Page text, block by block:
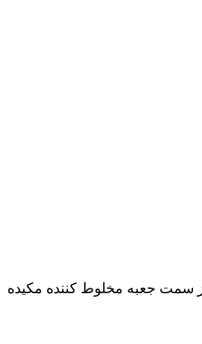
سمت جعبه مخلوط کننده مکیده